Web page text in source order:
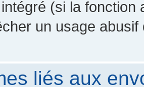
(si la fonction
un usage
liés aux